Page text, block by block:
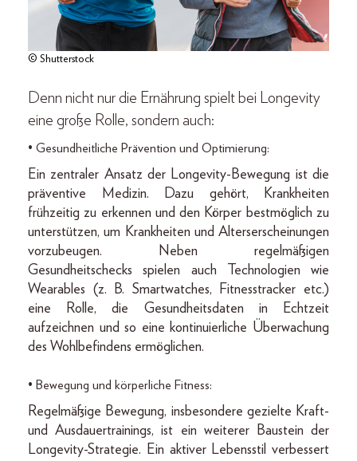
© Shutterstock
Denn nicht nur die Ernährung spielt bei Longevity
eine große Rolle, sondern auch:
• Gesundheitliche Prävention und Optimierung:
Ein zentraler Ansatz der Longevity-Bewegung ist die
präventive Medizin. Dazu gehört, Krankheiten
frühzeitig zu erkennen und den Körper bestmöglich zu
unterstützen, um Krankheiten und Alterserscheinungen
vorzubeugen. Neben regelmäßigen
Gesundheitschecks spielen auch Technologien wie
Wearables (z. B. Smartwatches, Fitnesstracker etc.)
eine Rolle, die Gesundheitsdaten in Echtzeit
aufzeichnen und so eine kontinuierliche Überwachung
des Wohlbefindens ermöglichen.
• Bewegung und körperliche Fitness:
Regelmäßige Bewegung, insbesondere gezielte Kraft-
und Ausdauertrainings, ist ein weiterer Baustein der
Longevity-Strategie. Ein aktiver Lebensstil verbessert